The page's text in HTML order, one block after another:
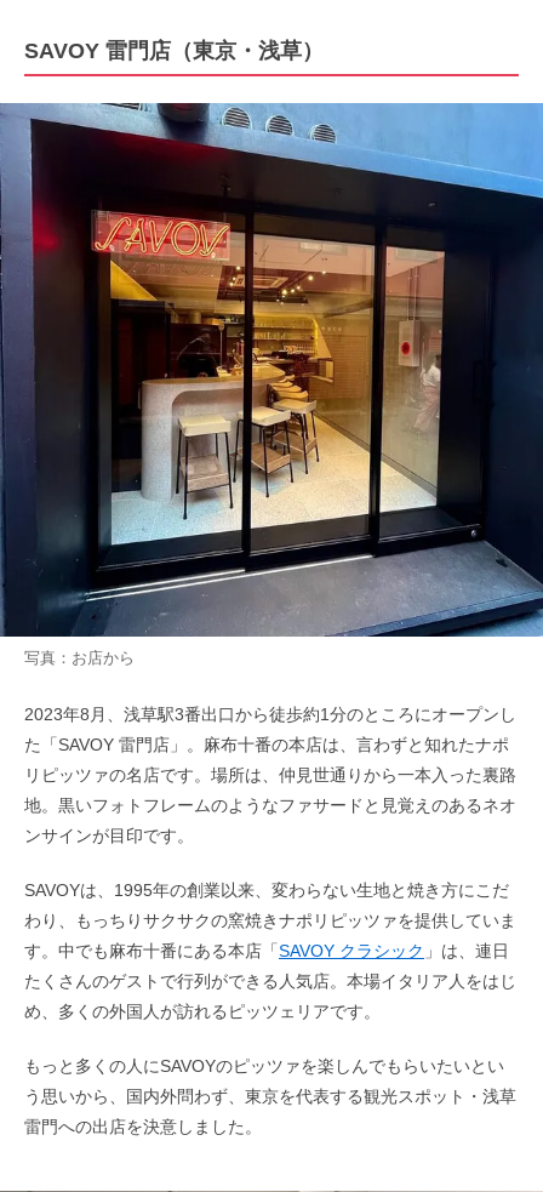
SAVOY 雷門店（東京・浅草）
写真：お店から
2023年8月、浅草駅3番出口から徒歩約1分のところにオープンし
た「SAVOY 雷門店」。麻布十番の本店は、言わずと知れたナポ
リピッツァの名店です。場所は、仲見世通りから一本入った裏路
地。黒いフォトフレームのようなファサードと見覚えのあるネオ
ンサインが目印です。
SAVOYは、1995年の創業以来、変わらない生地と焼き方にこだ
わり、もっちりサクサクの窯焼きナポリピッツァを提供していま
す。中でも麻布十番にある本店「SAVOY クラシック 」は、連日
たくさんのゲストで行列ができる人気店。本場イタリア人をはじ
め、多くの外国人が訪れるピッツェリアです。
もっと多くの人にSAVOYのピッツァを楽しんでもらいたいとい
う思いから、国内外問わず、東京を代表する観光スポット・浅草
雷門への出店を決意しました。